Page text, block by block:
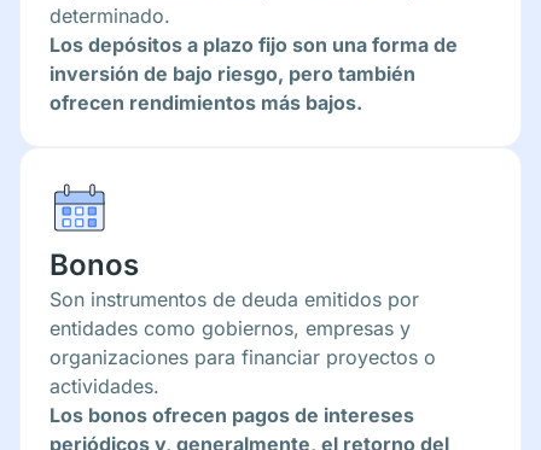
determinado.
Los depósitos a plazo fijo son una forma de
inversión de bajo riesgo, pero también
ofrecen rendimientos más bajos.
Bonos
Son instrumentos de deuda emitidos por
entidades como gobiernos, empresas y
organizaciones para financiar proyectos o
actividades.
Los bonos ofrecen pagos de intereses
periódicos y, generalmente, el retorno del